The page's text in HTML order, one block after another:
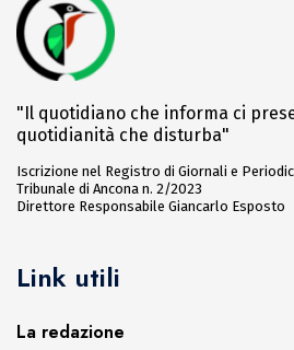
"Il quotidiano che informa ci
quotidianità che disturba"
Iscrizione nel Registro di Giornali e
Tribunale di Ancona n. 2/2023
Direttore Responsabile Giancarlo Esposto
Link utili
La redazione